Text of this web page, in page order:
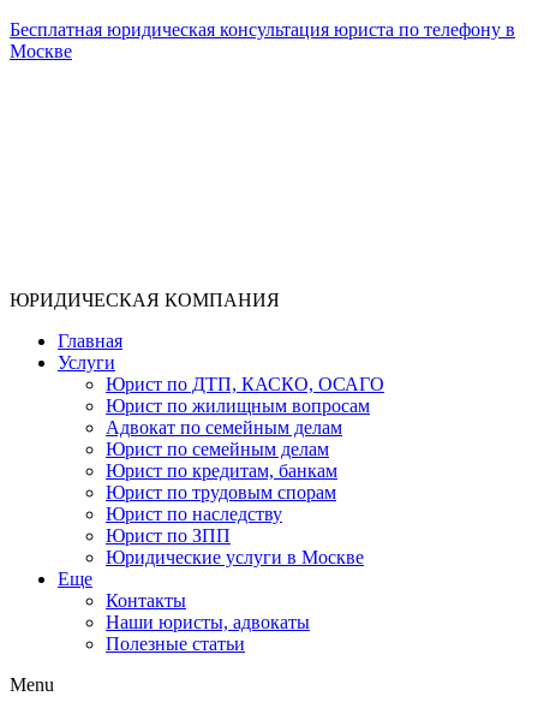
Бесплатная юридическая консультация юриста по телефону в
Москве
ЮРИДИЧЕСКАЯ КОМПАНИЯ
Главная
Услуги
Юрист по ДТП, КАСКО, ОСАГО
Юрист по жилищным вопросам
Адвокат по семейным делам
Юрист по семейным делам
Юрист по кредитам, банкам
Юрист по трудовым спорам
Юрист по наследству
Юрист по ЗПП
Юридические услуги в Москве
Еще
Контакты
Наши юристы, адвокаты
Полезные статьи
Menu